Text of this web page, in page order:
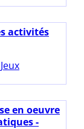
activités
en oeuvre
-